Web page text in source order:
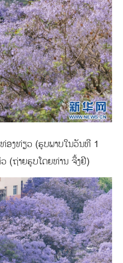
ອງທ່ຽວ (ຮູບພາບໃນວັນທີ 1
(ຖ່າຍຮູບໂດຍທ່ານ ຈື້ງຢີ)